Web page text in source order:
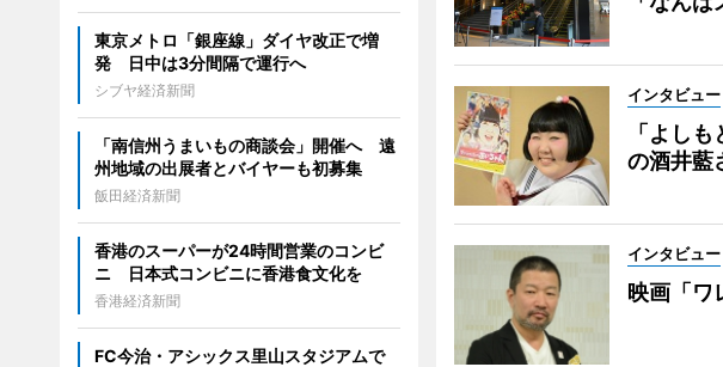
インタビュー
「よし
の酒井藍
インタビュー
映画「ワ
東京メトロ「銀座線」ダイヤ改正で増
発 日中は3分間隔で運行へ
シブヤ経済新聞
「南信州うまいもの商談会」開催へ 遠
州地域の出展者とバイヤーも初募集
飯田経済新聞
香港のスーパーが24時間営業のコンビ
ニ 日本式コンビニに香港食文化を
香港経済新聞
FC今治・アシックス里山スタジアムで